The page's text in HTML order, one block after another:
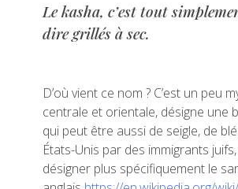
Le kasha, c’est tout
dire grillés à sec.
D’où vient ce nom ? C’est un peu
centrale et orientale, désigne une
qui peut être aussi de seigle, de
États-Unis par des immigrants
désigner plus spécifiquement le